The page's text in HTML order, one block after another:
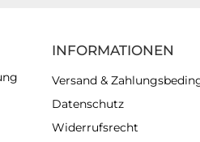
INFORMATIONEN
Versand &
Datenschutz
Widerrufsrecht